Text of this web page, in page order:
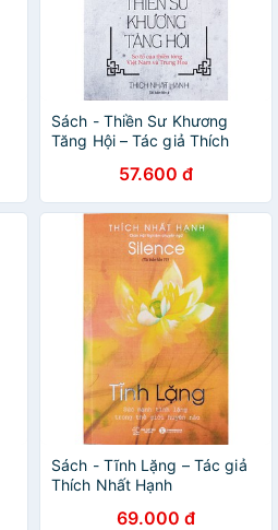
Sách - Thiền Sư Khương
Tăng Hội – Tác giả Thích
57.600 đ
Sách - Tĩnh Lặng – Tác giả
Thích Nhất Hạnh
69.000 đ